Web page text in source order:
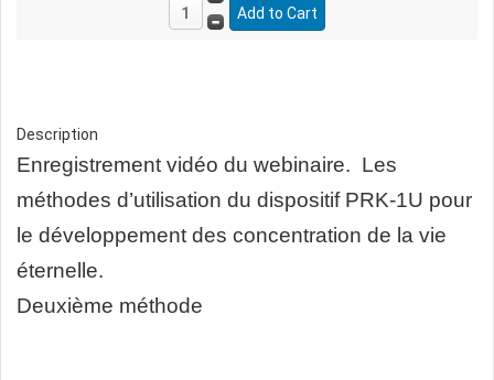
Description
Enregistrement vidéo du webinaire. Les
méthodes d’utilisation du dispositif PRK-1U pour
le développement des concentration de la vie
éternelle.
Deuxième méthode